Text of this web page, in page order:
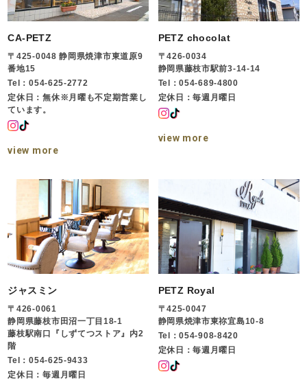
CA-PETZ
〒425-0048 静岡県焼津市東道原9
番地15
Tel：054-625-2772
定休日：無休※月曜も不定期営業し
ています。
view more
PETZ chocolat
〒426-0034
静岡県藤枝市駅前3-14-14
Tel：054-689-4800
定休日：毎週月曜日
view more
ジャスミン
〒426-0061
静岡県藤枝市田沼一丁目18-1
藤枝駅南口『しずてつストア』内2
階
Tel：054-625-9433
定休日：毎週月曜日
PETZ Royal
〒425-0047
静岡県焼津市東祢宜島10-8
Tel：054-908-8420
定休日：毎週月曜日